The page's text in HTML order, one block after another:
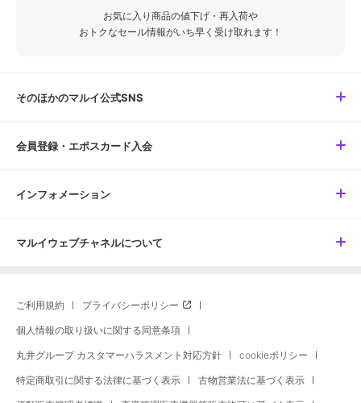
お気に入り商品の値下げ・再入荷や
おトクなセール情報がいち早く受け取れます！
そのほかのマルイ公式SNS
会員登録・エポスカード入会
インフォメーション
マルイウェブチャネルについて
ご利用規約 プライバシーポリシー
個人情報の取り扱いに関する同意条項
丸井グループ カスタマーハラスメント対応方針 cookieポリシー
特定商取引に関する法律に基づく表示 古物営業法に基づく表示